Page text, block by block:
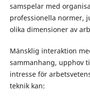
samspelar med
professionella normer,
olika dimensioner av
Mänsklig interaktion
sammanhang, upphov
intresse för
teknik kan: